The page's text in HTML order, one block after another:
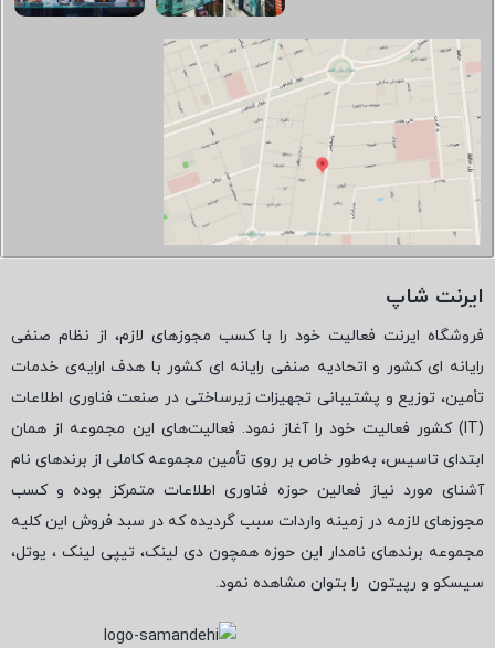
ایرنت شاپ
فروشگاه ایرنت فعالیت خود را با کسب مجوزهای لازم، از نظام صنفی
رایانه ای کشور و اتحادیه صنفی رایانه ای کشور با هدف ارایه‌ی خدمات
تأمین، توزیع و پشتیبانی تجهیزات زیرساختی در صنعت فناوری اطلاعات
(
IT) کشور فعالیت خود را آغاز نمود. فعالیت‌های این مجموعه از همان
ابتدای تاسیس، به‌طور خاص بر روی تأمین مجموعه کاملی از برندهای نام
آشنای مورد نیاز فعالین حوزه فناوری اطلاعات متمرکز بوده و کسب
مجوزهای لازمه در زمینه واردات سبب گردیده که در سبد فروش این کلیه
مجموعه برندهای نامدار این حوزه همچون دی لینک، تیپی لینک ، یوتل،
سیسکو و رپیتون را بتوان مشاهده نمود.